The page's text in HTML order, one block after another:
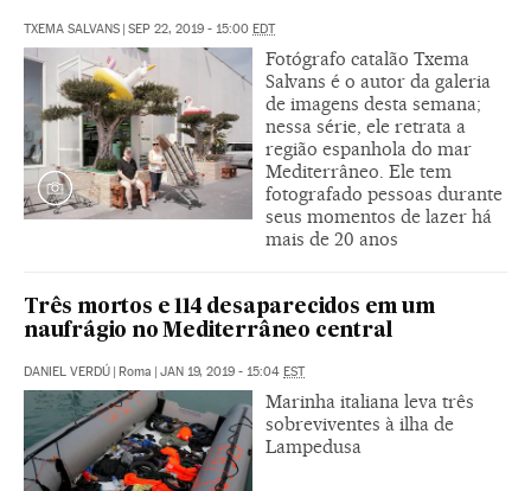
TXEMA SALVANS | SEP 22, 2019 - 15:00 EDT
Fotógrafo catalão Txema
Salvans é o autor da galeria
de imagens desta semana;
nessa série, ele retrata a
região espanhola do mar
Mediterrâneo. Ele tem
fotografado pessoas durante
seus momentos de lazer há
mais de 20 anos
Três mortos e 114 desaparecidos em um
naufrágio no Mediterrâneo central
DANIEL VERDÚ | Roma | JAN 19, 2019 - 15:04 EST
Marinha italiana leva três
sobreviventes à ilha de
Lampedusa